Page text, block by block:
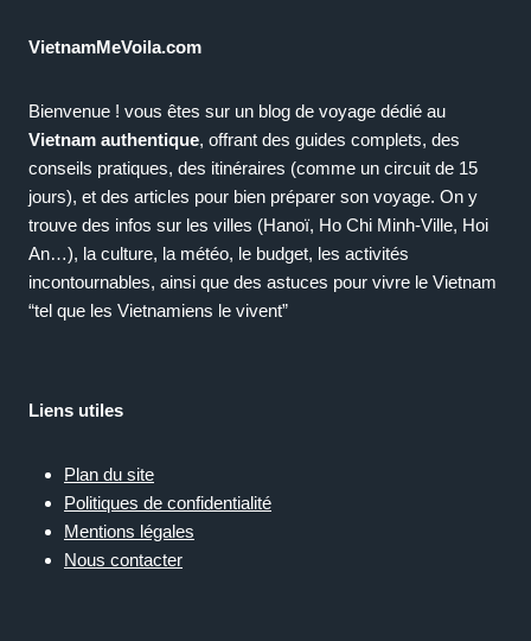
VietnamMeVoila.com
Bienvenue ! vous êtes sur un blog de voyage dédié au
Vietnam authentique, offrant des guides complets, des
conseils pratiques, des itinéraires (comme un circuit de 15
jours), et des articles pour bien préparer son voyage. On y
trouve des infos sur les villes (Hanoï, Ho Chi Minh-Ville, Hoi
An…), la culture, la météo, le budget, les activités
incontournables, ainsi que des astuces pour vivre le Vietnam
“tel que les Vietnamiens le vivent”
Liens utiles
Plan du site
Politiques de confidentialité
Mentions légales
Nous contacter